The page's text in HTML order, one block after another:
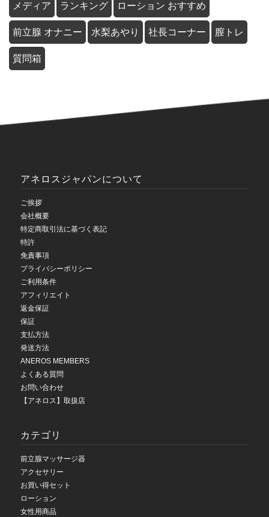
メディア ランキング ローション おすすめ
前立腺 オナニー 水梨あやり 社長コーナー 膣トレ
質問箱
アネロスジャパンについて
ご挨拶
会社概要
特定商取引法に基づく表記
特許
免責事項
プライバシーポリシー
ご利用条件
アフィリエイト
返金保証
保証
支払方法
発送方法
ANEROS MEMBERS
よくある質問
お問い合わせ
【アネロス】取扱店
カテゴリ
前立腺マッサージ器
アクセサリー
お買い得セット
ローション
女性用商品